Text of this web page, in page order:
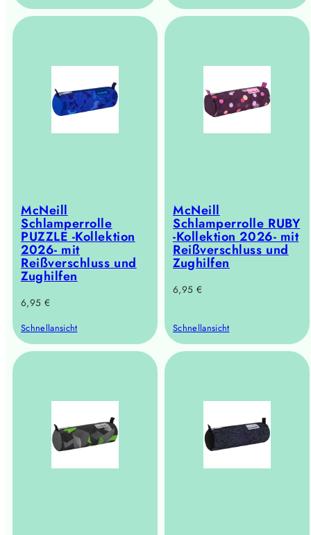
McNeill
Schlamperrolle
PUZZLE -Kollektion
2026- mit
Reißverschluss und
Zughilfen
Regulärer
6,95 €
Schnellansicht
McNeill
Schlamperrolle RUBY
-Kollektion 2026- mit
Reißverschluss und
Zughilfen
Regulärer
6,95 €
Schnellansicht